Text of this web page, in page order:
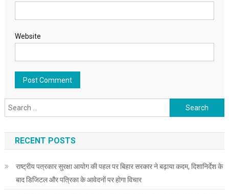
Website
Search for:
RECENT POSTS
राष्ट्रीय पत्रकार सुरक्षा आयोग की पहल पर बिहार सरकार ने बढ़ाया कदम, दिशानिर्देश के
बाद डिजिटल और पत्रिका के आवेदनों पर होगा विचार